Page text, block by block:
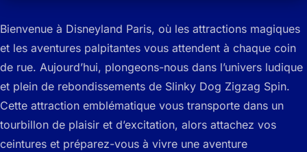
Bienvenue à Disneyland Paris, où les attractions magiques
et les aventures palpitantes vous attendent à chaque coin
de rue. Aujourd’hui, plongeons-nous dans l’univers ludique
et plein de rebondissements de Slinky Dog Zigzag Spin.
Cette attraction emblématique vous transporte dans un
tourbillon de plaisir et d’excitation, alors attachez vos
ceintures et préparez-vous à vivre une aventure